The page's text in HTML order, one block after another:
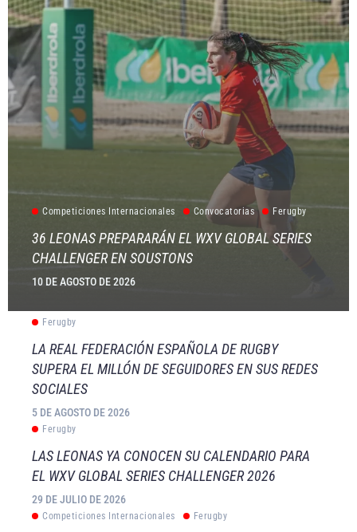
Competiciones Internacionales Convocatorias Ferugby
36 LEONAS PREPARARÁN EL WXV GLOBAL SERIES
CHALLENGER EN SOUSTONS
10 DE AGOSTO DE 2026
Ferugby
LA REAL FEDERACIÓN ESPAÑOLA DE RUGBY
SUPERA EL MILLÓN DE SEGUIDORES EN SUS REDES
SOCIALES
5 DE AGOSTO DE 2026
Ferugby
LAS LEONAS YA CONOCEN SU CALENDARIO PARA
EL WXV GLOBAL SERIES CHALLENGER 2026
29 DE JULIO DE 2026
Competiciones Internacionales Ferugby